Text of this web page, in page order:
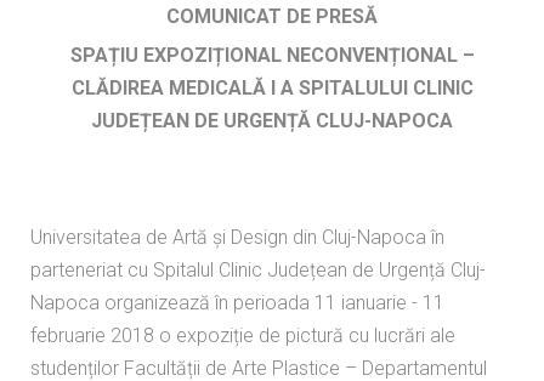
COMUNICAT DE PRESĂ
SPAȚIU EXPOZIȚIONAL NECONVENȚIONAL –
CLĂDIREA MEDICALĂ I A SPITALULUI CLINIC
JUDEȚEAN DE URGENȚĂ CLUJ-NAPOCA
Universitatea de Artă și Design din Cluj-Napoca în
parteneriat cu Spitalul Clinic Județean de Urgență Cluj-
Napoca organizează în perioada 11 ianuarie - 11
februarie 2018 o expoziție de pictură cu lucrări ale
studenților Facultății de Arte Plastice – Departamentul